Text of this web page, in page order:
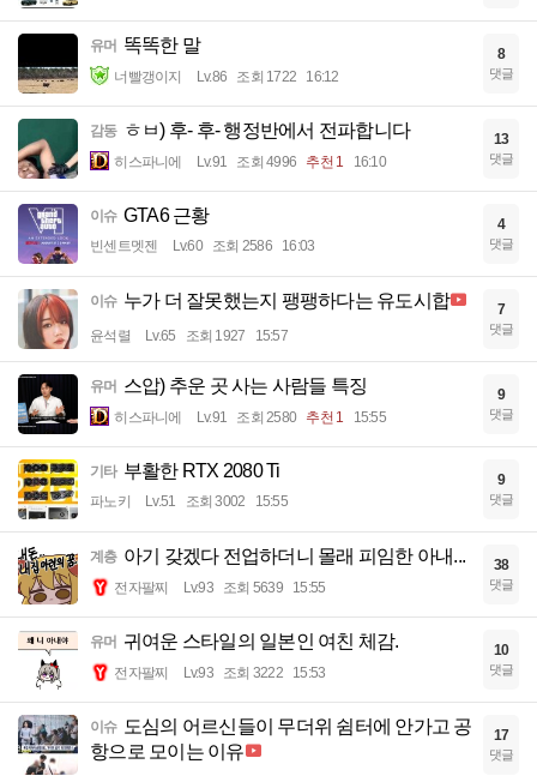
유머 똑똑한 말
너빨갱이지 Lv.86 조회 1722 16:12
8
댓글
감동 ㅎㅂ) 후- 후- 행정반에서 전파합니다
히스파니에 Lv.91 조회 4996 추천 1 16:10
13
댓글
이슈 GTA6 근황
빈센트멧젠 Lv.60 조회 2586 16:03
4
댓글
이슈 누가 더 잘못했는지 팽팽하다는 유도시합
윤석렬 Lv.65 조회 1927 15:57
7
댓글
유머 스압) 추운 곳 사는 사람들 특징
히스파니에 Lv.91 조회 2580 추천 1 15:55
9
댓글
기타 부활한 RTX 2080 Ti
파노키 Lv.51 조회 3002 15:55
9
댓글
계층 아기 갖겠다 전업하더니 몰래 피임한 아내...
전자팔찌 Lv.93 조회 5639 15:55
38
댓글
유머 귀여운 스타일의 일본인 여친 체감.
전자팔찌 Lv.93 조회 3222 15:53
10
댓글
이슈 도심의 어르신들이 무더위 쉼터에 안가고 공
항으로 모이는 이유
17
댓글